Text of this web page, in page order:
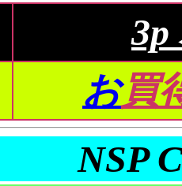
3p
お買
NSP